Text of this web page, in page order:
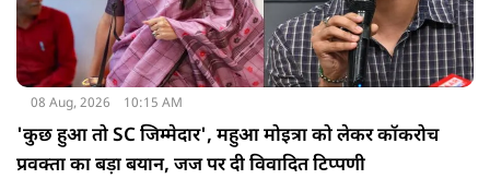
08 Aug, 2026 10:15 AM
'कुछ हुआ तो SC जिम्मेदार', महुआ मोइत्रा को लेकर कॉकरोच
प्रवक्ता का बड़ा बयान, जज पर दी विवादित टिप्पणी